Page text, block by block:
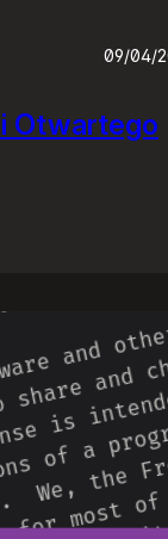
09/04/
Otwartego